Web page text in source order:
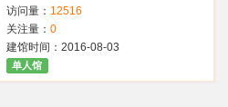
访问量： 12516
关注量： 0
建馆时间：2016-08-03
单人馆